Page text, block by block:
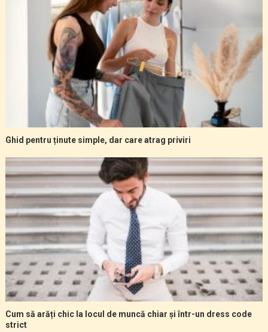
Ghid pentru ținute simple, dar care atrag priviri
Cum să arăți chic la locul de muncă chiar și într-un dress code
strict